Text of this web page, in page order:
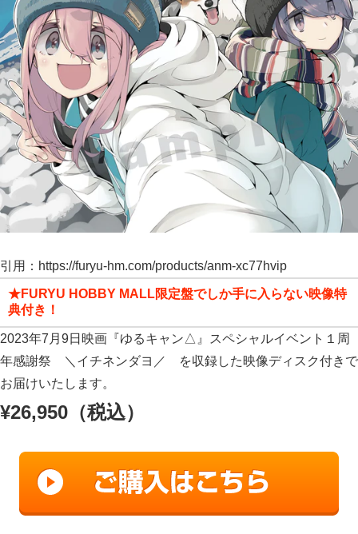
引用：https://furyu-hm.com/products/anm-xc77hvip
★FURYU HOBBY MALL限定盤でしか手に入らない映像特
典付き！
2023年7月9日映画『ゆるキャン△』スペシャルイベント１周
年感謝祭 ＼イチネンダヨ／ を収録した映像ディスク付きで
お届けいたします。
¥26,950 （税込）